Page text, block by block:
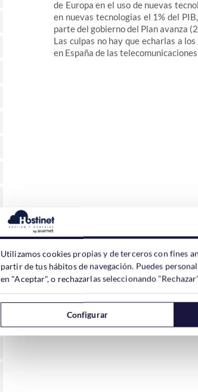
de Europa en el uso de nuevas
en nuevas tecnologias el 1% del
parte del gobierno del Plan avanza
Las culpas no hay que echarlas a
en España de las
Utilizamos cookies propias y de terceros con fines
partir de tus hábitos de navegación. Puedes
en "Aceptar", o rechazarlas seleccionando
Configurar